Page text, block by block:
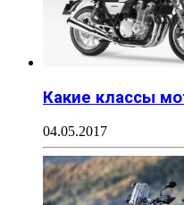
Какие классы
04.05.2017